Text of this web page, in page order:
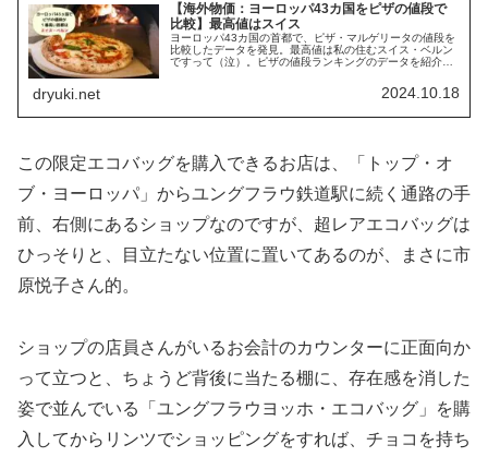
【海外物価：ヨーロッパ43カ国をピザの値段で
比較】最高値はスイス
ヨーロッパ43カ国の首都で、ピザ・マルゲリータの値段を
比較したデータを発見。最高値は私の住むスイス・ベルン
ですって（泣）。ピザの値段ランキングのデータを紹介・
dryuki.net 2024.10.18
この限定エコバッグを購入できるお店は、「トップ・オ
ブ・ヨーロッパ」からユングフラウ鉄道駅に続く通路の手
前、右側にあるショップなのですが、超レアエコバッグは
ひっそりと、目立たない位置に置いてあるのが、まさに市
原悦子さん的。
ショップの店員さんがいるお会計のカウンターに正面向か
って立つと、ちょうど背後に当たる棚に、存在感を消した
姿で並んでいる「ユングフラウヨッホ・エコバッグ」を購
入してからリンツでショッピングをすれば、チョコを持ち